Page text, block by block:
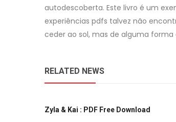
autodescoberta. Este livro é um
experiências pdfs talvez não
ceder ao sol, mas de alguma
RELATED NEWS
Zyla & Kai : PDF Free Download